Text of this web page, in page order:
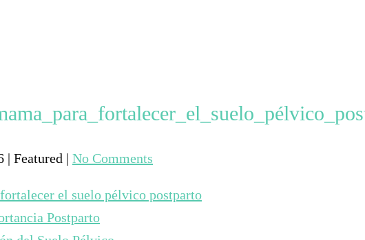
| Featured | No Comments
el suelo pélvico postparto
Postparto